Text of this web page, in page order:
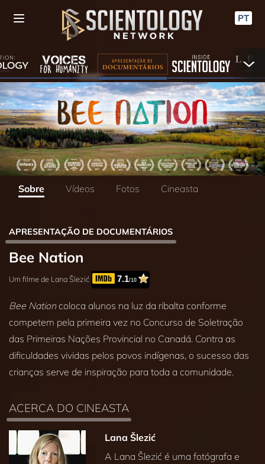
PT
Sobre Vídeos Fotos Cineasta
APRESENTAÇÃO DE DOCUMENTÁRIOS
Bee Nation
Um filme de Lana Šlezić 7.1/10
Bee Nationcoloca alunos na luz da ribalta conforme
competem pela primeira vez no Concurso de Soletração
das Primeiras Nações Provincial no Canadá. Contra as
dificuldades vividas pelos povos indígenas, o sucesso das
crianças serve de inspiração para toda a comunidade.
ACERCA DO CINEASTA
Lana Šlezić
A Lana Šlezić é uma fotógrafa e